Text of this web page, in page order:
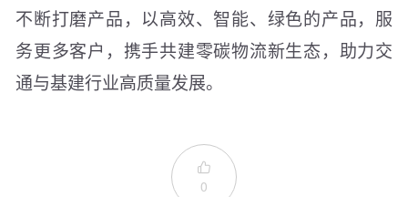
不断打磨产品，以高效、智能、绿色的产品，服
务更多客户，携手共建零碳物流新生态，助力交
通与基建行业高质量发展。

0